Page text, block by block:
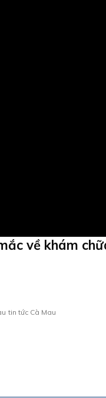
về khám
tin tức Cà Mau